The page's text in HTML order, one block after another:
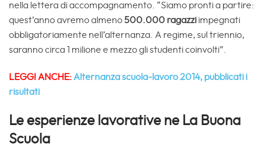
nella lettera di accompagnamento. “Siamo pronti a partire:
quest’anno avremo almeno500.000 ragazzi impegnati
obbligatoriamente nell’alternanza. A regime, sul triennio,
saranno circa 1 milione e mezzo gli studenti coinvolti”.
LEGGI ANCHE: Alternanza scuola-lavoro 2014, pubblicati i
risultati
Le esperienze lavorative ne La Buona
Scuola